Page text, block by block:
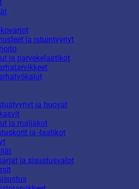
ja istuintyynyt
ja parvekelaatikot
ja huovat
ja maljakot
ja -laatikot
ja sisustusvalot